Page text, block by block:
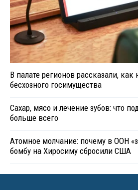
В палате регионов рассказали, как
бесхозного госимущества
Сахар, мясо и лечение зубов: что
больше всего
Атомное молчание: почему в ООН
бомбу на Хиросиму сбросили США